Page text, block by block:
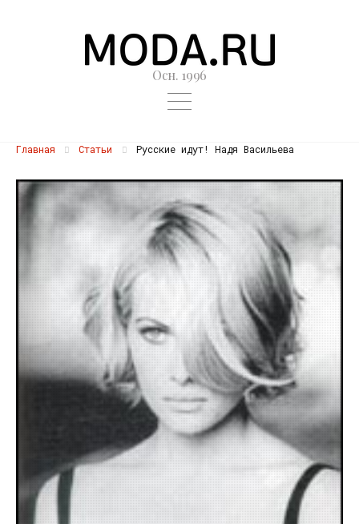
Осн. 1996
Главная Статьи Русские идут! Надя Васильева